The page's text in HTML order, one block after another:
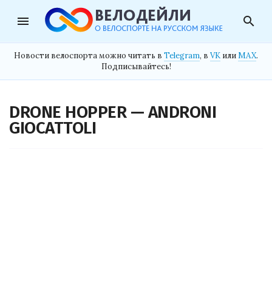
menu search
Новости велоспорта можно читать в Telegram, в VK илиMAX.
Подписывайтесь!
DRONE HOPPER — ANDRONI
GIOCATTOLI